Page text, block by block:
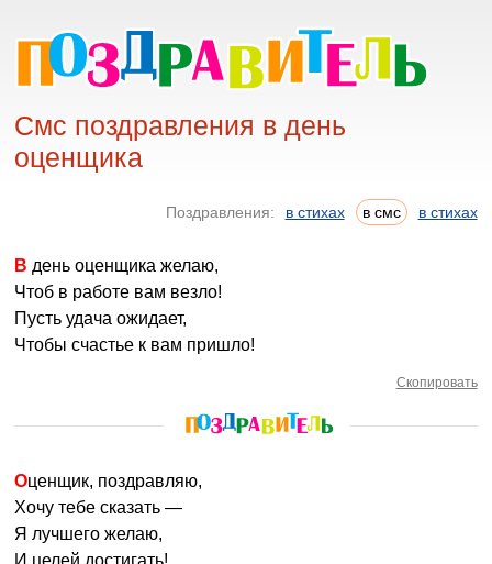
Смс поздравления в день
оценщика
Поздравления: в стихах в смс в стихах
В день оценщика желаю,
Чтоб в работе вам везло!
Пусть удача ожидает,
Чтобы счастье к вам пришло!
Скопировать
Оценщик, поздравляю,
Хочу тебе сказать —
Я лучшего желаю,
И целей достигать!